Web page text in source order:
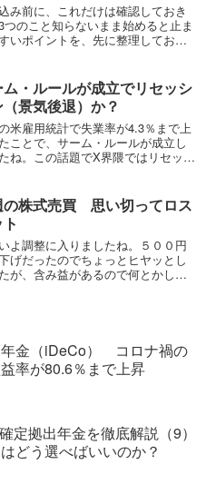
み前に、これだけは確認しておき
つのこと知らないまま始めると止ま
いポイントを、先に整理しておき
が多い制度です。資料請求までは
も、そのあ...
・ルールが成立でリセッシ
（景気後退）か？
米雇用統計で失業率が4.3％まで上
ことで、サーム・ルールが成立し
ね。この話題でX界隈ではリセッシ
ム氏が考案したリセッション開始
で、失業率の...
の株式売買 思い切ってロス
よ調整に入りましたね。５００円
げだったのでちょっとヒヤッとし
が、含み益があるので何とかしの
金（iDeCo） コロナ禍の
率が80.6％まで上昇
定拠出年金を徹底解説（9）
どう選べばいいのか？